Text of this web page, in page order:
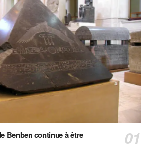
Benben continue à être